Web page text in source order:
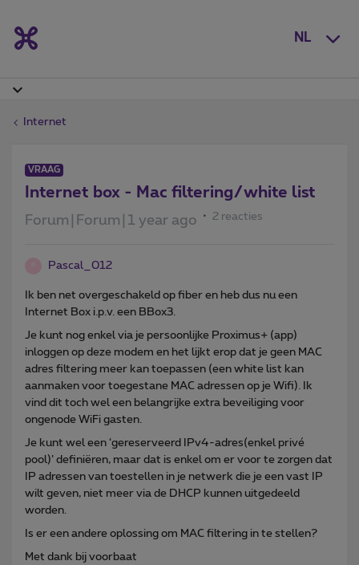
NL
Internet
VRAAG
Internet box - Mac filtering/white list
Forum|Forum|1 year ago 2 reacties
Pascal_012
Ik ben net overgeschakeld op fiber en heb dus nu een
Internet Box i.p.v. een BBox3.
Je kunt nog enkel via je persoonlijke Proximus+ (app)
inloggen op deze modem en het lijkt erop dat je geen MAC
adres filtering meer kan toepassen (een white list kan
aanmaken voor toegestane MAC adressen op je Wifi). Ik
vind dit toch wel een belangrijke extra beveiliging voor
ongenode WiFi gasten.
Je kunt wel een ‘gereserveerd IPv4-adres(enkel privé
pool)’ definiëren, maar dat is enkel om er voor te zorgen dat
IP adressen van toestellen in je netwerk die je een vast IP
wilt geven, niet meer via de DHCP kunnen uitgedeeld
worden.
Is er een andere oplossing om MAC filtering in te stellen?
Met dank bij voorbaat